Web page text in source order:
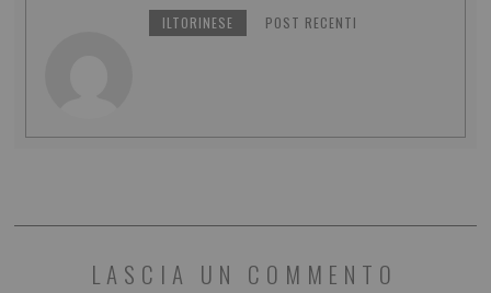
ILTORINESE POST RECENTI
LASCIA UN COMMENTO